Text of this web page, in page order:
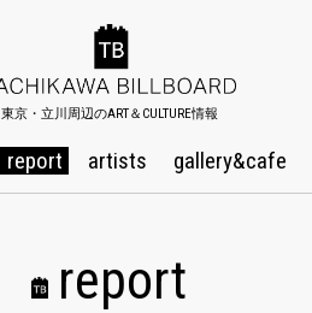
東京・立川周辺のART＆CULTURE情報
report artists gallery&cafe
report